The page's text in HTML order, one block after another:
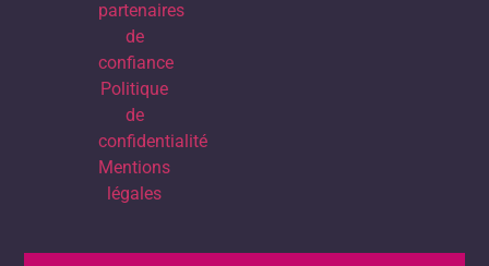
partenaires
de
confiance
Politique
de
confidentialité
Mentions
légales